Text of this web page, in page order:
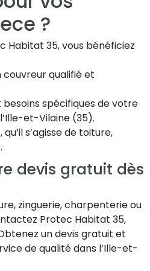
?
Habitat 35, vous bénéficiez
couvreur qualifié et
besoins spécifiques de votre
et-Vilaine (35).
s’agisse de toiture,
devis gratuit dès
zinguerie, charpenterie ou
Protec Habitat 35,
un devis gratuit et
de qualité dans l’Ille-et-